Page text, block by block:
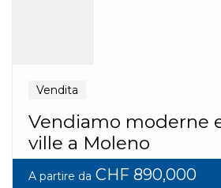
Vendita
Vendiamo moderne
ville a Moleno
A partire da CHF 890,000